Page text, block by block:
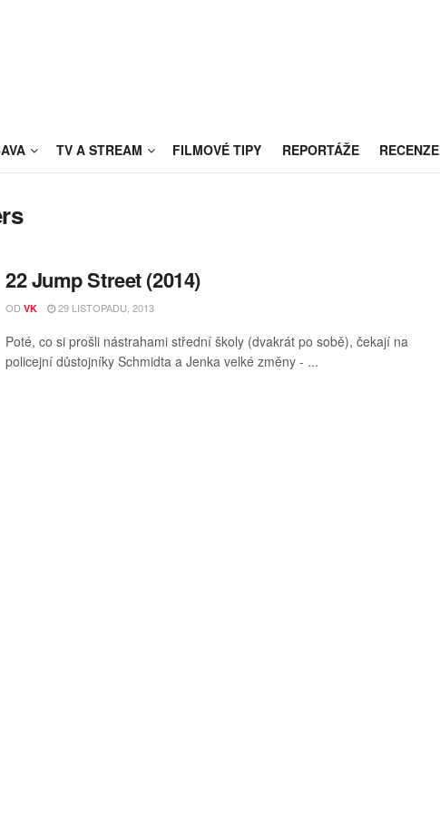
TV A STREAM FILMOVÉ TIPY REPORTÁŽE RECENZE
22 Jump Street (2014)
OD VK 29 LISTOPADU, 2013
Poté, co si prošli nástrahami střední školy (dvakrát po sobě), čekají na
policejní důstojníky Schmidta a Jenka velké změny - ...